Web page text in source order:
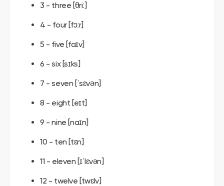
Помочь
выборе?
Добавить
3 - three [θriː]
4 - four [fɔːr]
5 - five [faɪv]
6 - six [sɪks]
7 - seven [ˈsɛvən]
8 - eight [eɪt]
9 - nine [naɪn]
10 - ten [tɛn]
11 - eleven [ɪˈlɛvən]
12 - twelve [twɛlv]